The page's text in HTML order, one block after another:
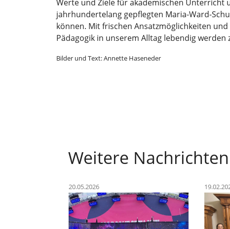
Werte und Ziele für akademischen Unterricht
jahrhundertelang gepflegten Maria-Ward-
können. Mit frischen Ansatzmöglichkeiten
Pädagogik in unserem Alltag lebendig werden
Bilder und Text: Annette Haseneder
Weitere Nachrichten
20.05.2026